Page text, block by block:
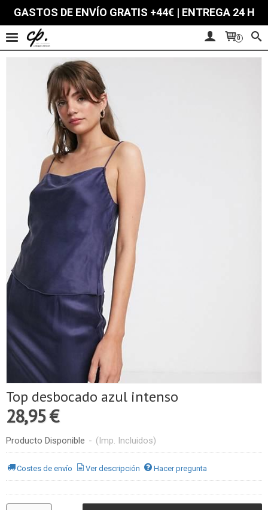
GASTOS DE ENVÍO GRATIS +44€ | ENTREGA 24 H
0
Top desbocado azul intenso
28,95 €
Producto Disponible - (Imp. Incluidos)
Costes de envío Ver descripción Hacer pregunta